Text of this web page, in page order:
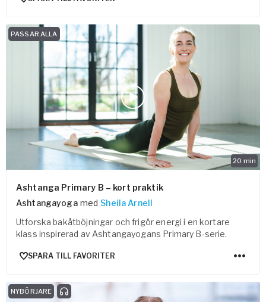
20 min
PASSAR ALLA
Ashtanga Primary B – kort praktik
Ashtangayoga med Sheila Arnell
Utforska bakåtböjningar och frigör energi i en kortare
klass inspirerad av Ashtangayogans Primary B-serie.
SPARA TILL FAVORITER
NYBÖRJARE